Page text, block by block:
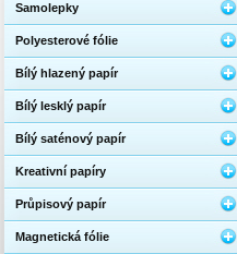
Samolepky
Polyesterové fólie
Bílý hlazený papír
Bílý lesklý papír
Bílý saténový papír
Kreativní papíry
Průpisový papír
Magnetická fólie